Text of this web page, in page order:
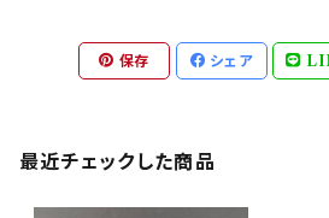
保存 シェア
最近チェックした商品